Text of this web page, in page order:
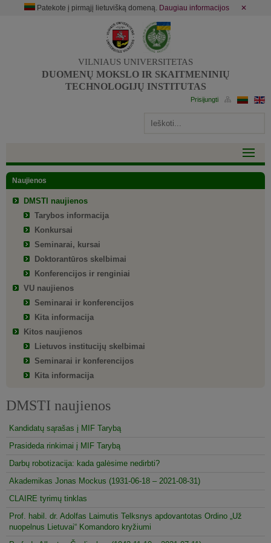
Patekote į pirmąjį lietuvišką domeną. Daugiau informacijos ✕
VILNIAUS UNIVERSITETAS
DUOMENŲ MOKSLO IR SKAITMENINIŲ
TECHNOLOGIJŲ INSTITUTAS
Naujienos
DMSTI naujienos
Tarybos informacija
Konkursai
Seminarai, kursai
Doktorantūros skelbimai
Konferencijos ir renginiai
VU naujienos
Seminarai ir konferencijos
Kita informacija
Kitos naujienos
Lietuvos institucijų skelbimai
Seminarai ir konferencijos
Kita informacija
DMSTI naujienos
Kandidatų sąrašas į MIF Tarybą
Prasideda rinkimai į MIF Tarybą
Darbų robotizacija: kada galėsime nedirbti?
Akademikas Jonas Mockus (1931-06-18 – 2021-08-31)
CLAIRE tyrimų tinklas
Prof. habil. dr. Adolfas Laimutis Telksnys apdovantotas Ordino „Už
nuopelnus Lietuvai“ Komandoro kryžiumi